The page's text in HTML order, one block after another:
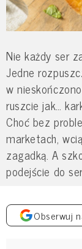
Nie każdy ser
Jedne
w
ruszcie jak…
Choć bez
marketach,
zagadką. A
podejście do
Obserwuj